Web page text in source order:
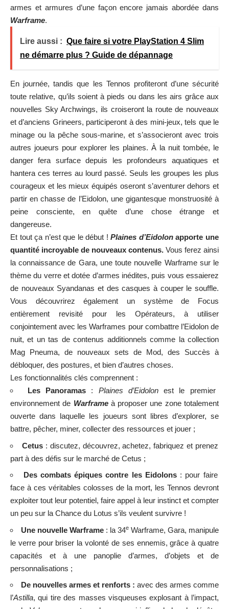
armes et armures d’une façon encore jamais abordée dans
Warframe.
Lire aussi : Que faire si votre PlayStation 4 Slim
ne démarre plus ? Guide de dépannage
En journée, tandis que les Tennos profiteront d’une sécurité
toute relative, qu’ils soient à pieds ou dans les airs grâce aux
nouvelles Sky Archwings, ils croiseront la route de nouveaux
et d’anciens Grineers, participeront à des mini-jeux, tels que le
minage ou la pêche sous-marine, et s’associeront avec trois
autres joueurs pour explorer les plaines. À la nuit tombée, le
danger fera surface depuis les profondeurs aquatiques et
hantera ces terres au lourd passé. Seuls les groupes les plus
courageux et les mieux équipés oseront s’aventurer dehors et
partir en chasse de l’Eidolon, une gigantesque monstruosité à
peine consciente, en quête d’une chose étrange et
dangereuse.
Et tout ça n’est que le début !Plaines d’Eidolonapporte une
quantité incroyable de nouveaux contenus. Vous ferez ainsi
la connaissance de Gara, une toute nouvelle Warframe sur le
thème du verre et dotée d’armes inédites, puis vous essaierez
de nouveaux Syandanas et des casques à couper le souffle.
Vous découvrirez également un système de Focus
entièrement revisité pour les Opérateurs, à utiliser
conjointement avec les Warframes pour combattre l’Eidolon de
nuit, et un tas de contenus additionnels comme la collection
Mag Pneuma, de nouveaux sets de Mod, des Succès à
débloquer, des postures, et bien d’autres choses.
Les fonctionnalités clés comprennent :
Les Panoramas : Plaines d’Eidolonest le premier
environnement de Warframeà proposer une zone totalement
ouverte dans laquelle les joueurs sont libres d’explorer, se
battre, pêcher, miner, collecter des ressources et jouer ;
Cetus : discutez, découvrez, achetez, fabriquez et prenez
part à des défis sur le marché de Cetus ;
Des combats épiques contre les Eidolons : pour faire
face à ces véritables colosses de la mort, les Tennos devront
exploiter tout leur potentiel, faire appel à leur instinct et compter
un peu sur la Chance du Lotus s’ils veulent survivre !
Une nouvelle Warframe : la 34e Warframe, Gara, manipule
le verre pour briser la volonté de ses ennemis, grâce à quatre
capacités et à une panoplie d’armes, d’objets et de
personnalisations ;
De nouvelles armes et renforts : avec des armes comme
l’Astilla, qui tire des masses visqueuses explosant à l’impact,